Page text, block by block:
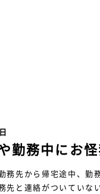
勤務中にお
務先から帰宅途中、勤
先と連絡がついていな